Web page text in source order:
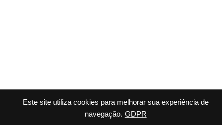
Este site utiliza cookies para melhorar sua experiência de
navegação. GDPR